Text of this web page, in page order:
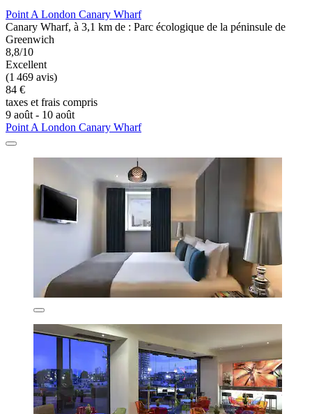
Point A London Canary Wharf
Canary Wharf, à 3,1 km de : Parc écologique de la péninsule de
Greenwich
8,8/10
Excellent
(1 469 avis)
84 €
taxes et frais compris
9 août - 10 août
Point A London Canary Wharf